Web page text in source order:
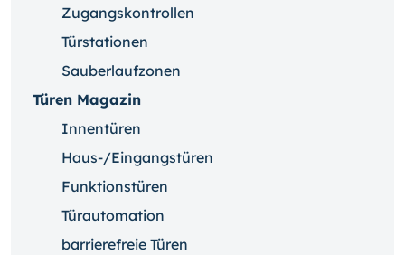
Zugangskontrollen
Türstationen
Sauberlaufzonen
Türen Magazin
Innentüren
Haus-/Eingangstüren
Funktionstüren
Türautomation
barrierefreie Türen